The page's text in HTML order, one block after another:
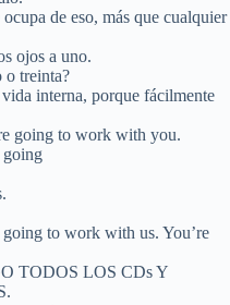
de eso, más que cualquier
ojos a uno.
o treinta?
interna, porque fácilmente
going to work with you.
going
to work with us. You’re
TODOS LOS CDs Y